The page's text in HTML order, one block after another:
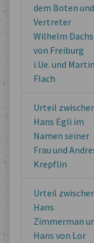
dem Boten und
Vertreter
Wilhelm Dachs
von Freiburg
i.Ue. und Martin
Flach
Urteil
Hans Egli im
Namen seiner
Frau und
Krepflin
Urteil
Hans
Zimmerman
Hans von Lor